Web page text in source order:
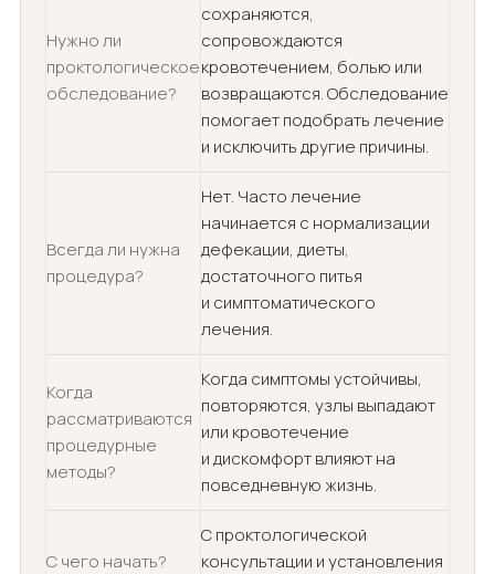
Нужно ли
проктологическое
обследование?
сохраняются,
сопровождаются
кровотечением, болью или
возвращаются. Обследование
помогает подобрать лечение
и исключить другие причины.
Всегда ли нужна
процедура?
Нет. Часто лечение
начинается с нормализации
дефекации, диеты,
достаточного питья
и симптоматического
лечения.
Когда
рассматриваются
процедурные
методы?
Когда симптомы устойчивы,
повторяются, узлы выпадают
или кровотечение
и дискомфорт влияют на
повседневную жизнь.
С чего начать?
С проктологической
консультации и установления